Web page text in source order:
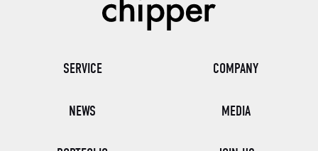
SERVICE COMPANY
NEWS MEDIA